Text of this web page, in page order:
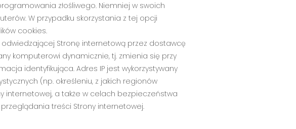
złośliwego. Niemniej w swoich
W przypadku skorzystania z tej opcji
cookies.
Stronę internetową przez dostawcę
komputerowi dynamicznie, tj. zmienia się przy
identyfikująca. Adres IP jest wykorzystywany
(np. określeniu, z jakich regionów
internetowej, a także w celach bezpieczeństwa
treści Strony internetowej.